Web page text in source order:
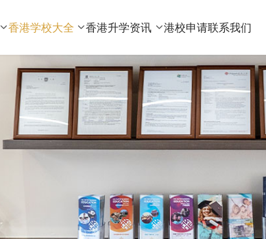
香港学校大全 香港升学资讯 港校申请联系我们